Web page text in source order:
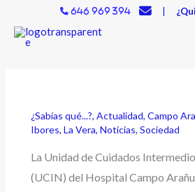
contenido
646 969 394 |
¿Sabías qué...?,Actualidad,Campo
Ibores,La Vera,Noticias,Sociedad
La Unidad de Cuidados
(UCIN) del Hospital Campo